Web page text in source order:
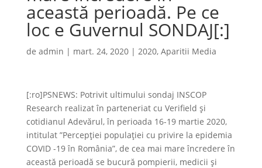
această perioadă. Pe ce
loc e Guvernul SONDAJ[:]
de admin | mart. 24, 2020| 2020, Aparitii Media
[:ro]PSNEWS: Potrivit ultimului sondaj INSCOP
Research realizat în parteneriat cu Verifield și
cotidianul Adevărul, în perioada 16-19 martie 2020,
intitulat ”Percepției populației cu privire la epidemia
COVID -19 în România”, de cea mai mare încredere în
această perioadă se bucură pompierii, medicii și